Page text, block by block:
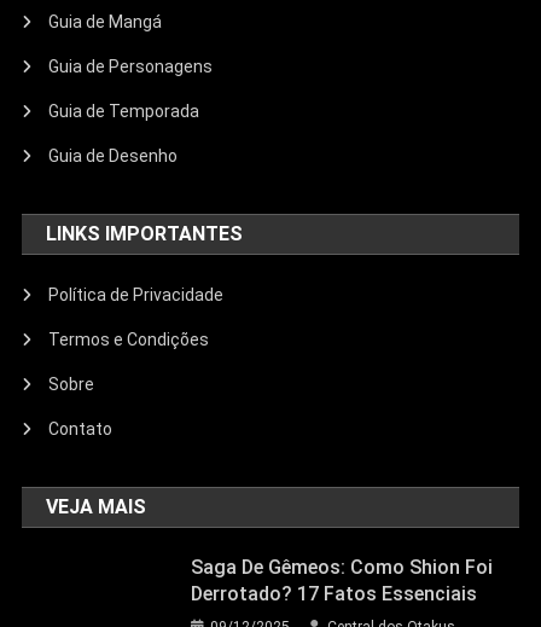
Guia de Mangá
Guia de Personagens
Guia de Temporada
Guia de Desenho
LINKS IMPORTANTES
Política de Privacidade
Termos e Condições
Sobre
Contato
VEJA MAIS
Saga De Gêmeos: Como Shion Foi
Derrotado? 17 Fatos Essenciais